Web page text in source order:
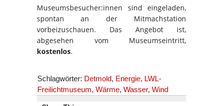
Museumsbesucher:innen sind eingeladen,
spontan an der Mitmachstation
vorbeizuschauen. Das Angebot ist,
abgesehen vom Museumseintritt,
kostenlos.
Schlagwörter: Detmold, Energie, LWL-
Freilichtmuseum, Wärme, Wasser, Wind